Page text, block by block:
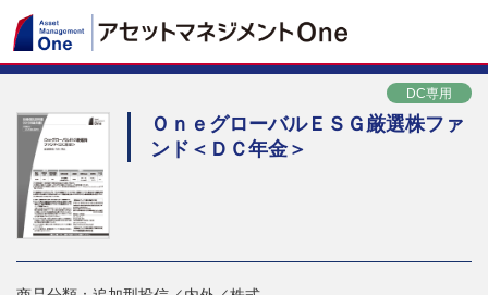
DC専用
ＯｎｅグローバルＥＳＧ厳選株ファ
ンド＜ＤＣ年金＞